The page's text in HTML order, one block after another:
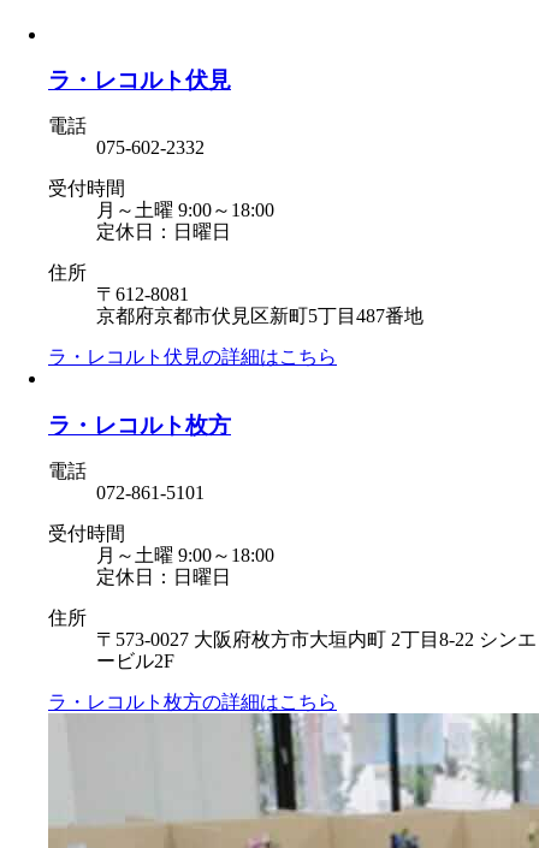
ラ・レコルト伏見
電話
075-602-2332
受付時間
月～土曜 9:00～18:00
定休日：日曜日
住所
〒612-8081
京都府京都市伏見区新町5丁目487番地
ラ・レコルト伏見の詳細はこちら
ラ・レコルト枚方
電話
072-861-5101
受付時間
月～土曜 9:00～18:00
定休日：日曜日
住所
〒573-0027 大阪府枚方市大垣内町 2丁目8-22 シンエ
ービル2F
ラ・レコルト枚方の詳細はこちら